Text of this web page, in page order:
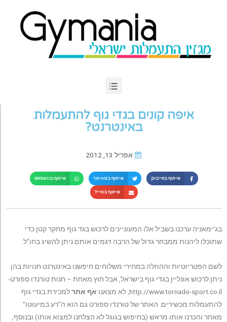
איפה קונים בגדי גוף להתעמלות
באינטרנט?
אפריל 13, 2012
שיתוף בפייבוק שיתוף בטוויטר שיתוף בווטסאפ
שיתוף במייל
בג'ימאניה ערכנו בשביל אלו המעוניינים לרכוש בגד גוף מחקר קטן כדי
שתוכלו ליהנות ממבחר גדול של הרבה דגמים אותם ניתן להשיג בחו"ל.
לשם הפטריוטיות וההוזלה במחירי משלוחים חיפשנו באינטרנט חנויות בהן
ניתן לרכוש אונליין בגדי גוף בישראל, אבל חוץ מאחת – חנות טורנדו ספורט-
http://www.tornado-sport.co.il, לא מצאנו
אף אתרלמכירת בגדי גוף
להתעמלות מכשירים. האתר של טורנדו ספורט גם הוא ה"רע במיעוטו"
מאחר והכרנו אותו מראש (בחיפוש בגוגל לא הצלחנו למצוא אותו) ובנוסף,